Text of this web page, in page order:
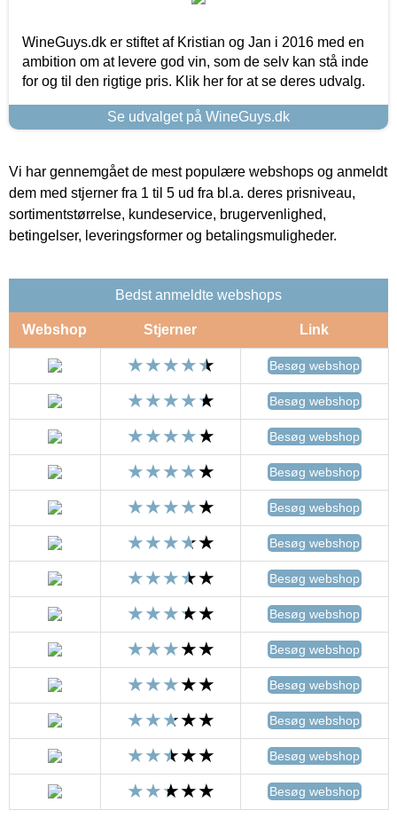
WineGuys.dk er stiftet af Kristian og Jan i 2016 med en
ambition om at levere god vin, som de selv kan stå inde
for og til den rigtige pris. Klik her for at se deres udvalg.
Se udvalget på WineGuys.dk
Vi har gennemgået de mest populære webshops og anmeldt
dem med stjerner fra 1 til 5 ud fra bl.a. deres prisniveau,
sortimentstørrelse, kundeservice, brugervenlighed,
betingelser, leveringsformer og betalingsmuligheder.
Bedst anmeldte webshops
Webshop Stjerner Link
Besøg webshop
Besøg webshop
Besøg webshop
Besøg webshop
Besøg webshop
Besøg webshop
Besøg webshop
Besøg webshop
Besøg webshop
Besøg webshop
Besøg webshop
Besøg webshop
Besøg webshop